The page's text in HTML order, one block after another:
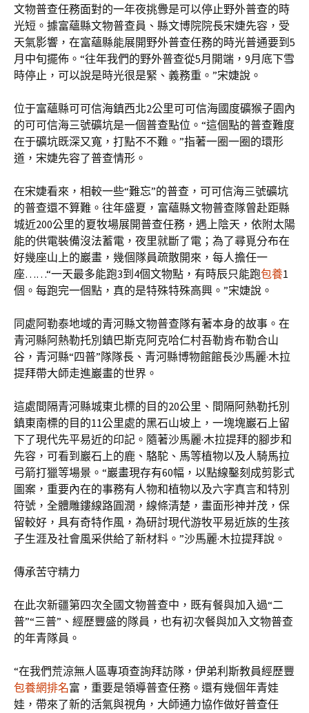
文物普查任務面對的一年夜挑釁是可以停止野外普查的時
光短。據富蘊縣文物普查員、縣文博院院長宋婕先容，受
天氣影響，在富蘊縣能展開野外普查任務的時光普通要到5
月中旬擺佈。“往年我們的野外普查從5月開端，9月底下雪
時停止，可以說是時光很是緊、義務重。”宋婕說。
位于富蘊縣可可信海鎮西北2公里可可信海國度礦猴子園內
的可可信海三號礦坑是一個普查點位。“這個點的普查難度
在于礦坑既深又寬，打點不不難。”指著一圈一圈的環形
道，宋婕先容了普查情形。
在宋婕看來，相較一些“難忘”的普查，可可信海三號礦坑
的普查還不算難。往年盛夏，富蘊縣文物普查隊曾赴距縣
城近200公里的夏牧場展開普查任務，遇上陰天，依附太陽
能的供電裝備沒法蓄電，夜里就斷了電；為了尋覓分布在
好幾座山上的巖畫，幾個隊員疏散開來，每人擔任一
座……“一天最多能跑3到4個文物點，有時辰只能跑包養1
個。每跑完一個點，真的是特殊特殊高興。”宋婕說。
同處阿勒泰地域的青河縣文物普查隊有著本身的故事。在
青河縣阿熱勒托別鎮巴斯克阿克哈仁村吾勒肯布勒合山
谷，青河縣“四普”隊隊長、青河縣博物館館長沙馬麗·木拉
提拜帶大師走進巖畫的世界。
這處間隔青河縣城東北標的目的20公里、間隔阿熱勒托別
鎮東南標的目的11公里處的黑石山坡上，一塊塊巖石上留
下了現代先平易近的印記。隨著沙馬麗·木拉提拜的腳步和
先容，可看到巖石上的鹿、駱駝、馬等植物以及人騎馬拉
弓箭打獵等場景。“巖畫現存有60幅，以點線鑿刻成剪影式
圖案，重要內在的事務有人物和植物以及六字真言和特別
符號，全體雕鏤線路圓潤，線條清楚，畫面形神并茂，保
留較好，具有奇特作風，為研討現代游牧平易近族的生孩
子生涯及社會風采供給了新材料。”沙馬麗·木拉提拜說。
傳承苦守精力
在此次新疆第四次全國文物普查中，既有餐與加入過“二
普”“三普”、經歷豐盛的隊員，也有初次餐與加入文物普查
的年青隊員。
“在我們荒涼無人區專項查詢拜訪隊，伊弟利斯教員經歷豐
包養網排名富，重要是領導普查任務。還有幾個年青娃
娃，帶來了新的活氣與視角，大師通力協作做好普查任